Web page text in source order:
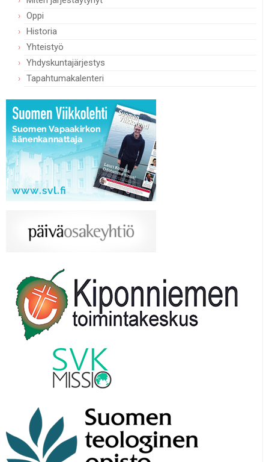
Oppi
Historia
Yhteistyö
Yhdyskuntajärjestys
Tapahtumakalenteri